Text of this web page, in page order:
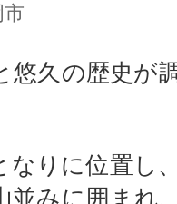
市
悠久の歴史が
なりに位置し
並みに囲まれ